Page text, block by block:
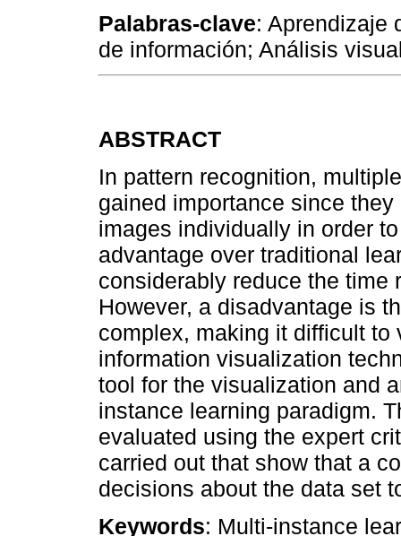
Palabras-clave: Aprendizaje
de información; Análisis
ABSTRACT
In pattern recognition,
gained importance since
images individually in order
advantage over traditional
considerably reduce the time
However, a disadvantage is
complex, making it difficult
information visualization
tool for the visualization and
instance learning paradigm.
evaluated using the expert
carried out that show that a
decisions about the data set
Keywords: Multi-instance